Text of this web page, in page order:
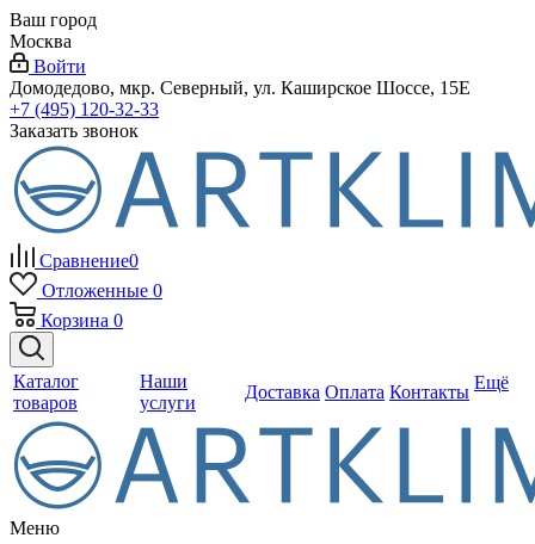
Ваш город
Москва
Войти
Домодедово, мкр. Северный, ул. Каширское Шоссе, 15Е
+7 (495) 120-32-33
Заказать звонок
Сравнение0
Отложенные 0
Корзина 0
Каталог
товаров
Наши
услуги
Доставка Оплата Контакты Ещё
Меню